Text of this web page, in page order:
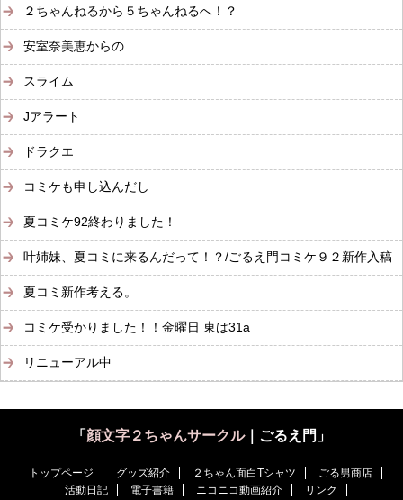
２ちゃんねるから５ちゃんねるへ！？
安室奈美恵からの
スライム
Jアラート
ドラクエ
コミケも申し込んだし
夏コミケ92終わりました！
叶姉妹、夏コミに来るんだって！？/ごるえ門コミケ９２新作入稿
夏コミ新作考える。
コミケ受かりました！！金曜日 東は31a
リニューアル中
「 顔文字２ちゃんサークル｜ごるえ門」
トップページ グッズ紹介 ２ちゃん面白Tシャツ
ごる男商店
活動日記
電子書籍 ニコニコ動画紹介
リンク